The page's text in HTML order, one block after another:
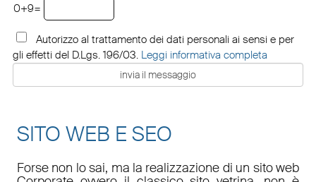
0+9=
Autorizzo al trattamento dei dati personali ai sensi e per
gli effetti del D.Lgs. 196/03. Leggi informativa completa
SITO WEB E SEO
Forse non lo sai, ma la realizzazione di un sito web